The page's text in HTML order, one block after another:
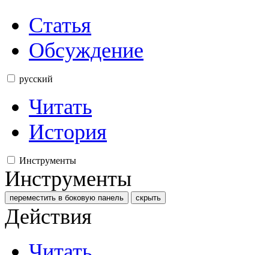
Статья
Обсуждение
русский
Читать
История
Инструменты
Инструменты
переместить в боковую панель скрыть
Действия